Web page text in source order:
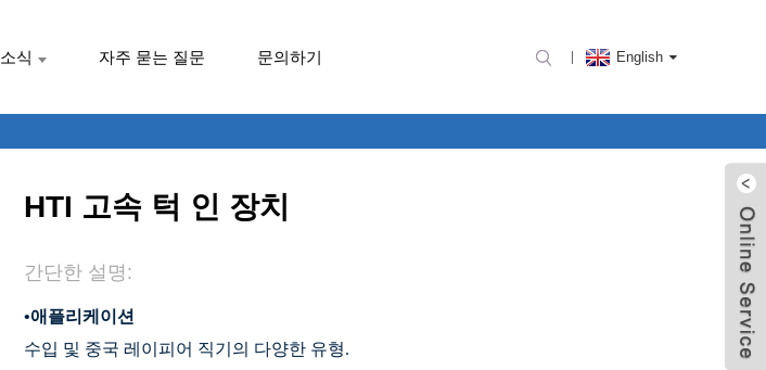
소식 자주 묻는 질문 문의하기 English
HTI 고속 턱 인 장치
간단한 설명:
•애플리케이션
수입 및 중국 레이피어 직기의 다양한 유형.